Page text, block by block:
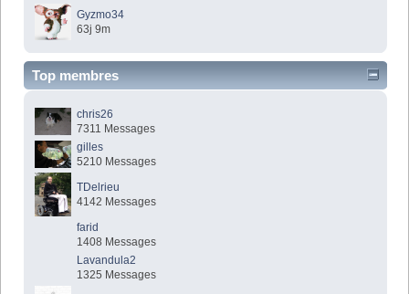
Gyzmo34
63j 9m
Top membres
chris26
7311 Messages
gilles
5210 Messages
TDelrieu
4142 Messages
farid
1408 Messages
Lavandula2
1325 Messages